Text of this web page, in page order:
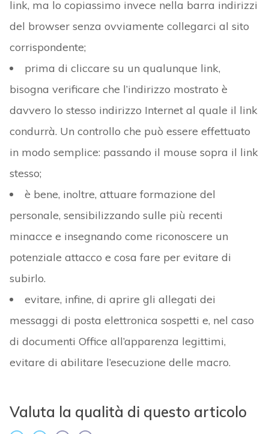
link, ma lo copiassimo invece nella barra indirizzi
del browser senza ovviamente collegarci al sito
corrispondente;
prima di cliccare su un qualunque link,
bisogna verificare che l’indirizzo mostrato è
davvero lo stesso indirizzo Internet al quale il link
condurrà. Un controllo che può essere effettuato
in modo semplice: passando il mouse sopra il link
stesso;
è bene, inoltre, attuare formazione del
personale, sensibilizzando sulle più recenti
minacce e insegnando come riconoscere un
potenziale attacco e cosa fare per evitare di
subirlo.
evitare, infine, di aprire gli allegati dei
messaggi di posta elettronica sospetti e, nel caso
di documenti Office all’apparenza legittimi,
evitare di abilitare l’esecuzione delle macro.
Valuta la qualità di questo articolo